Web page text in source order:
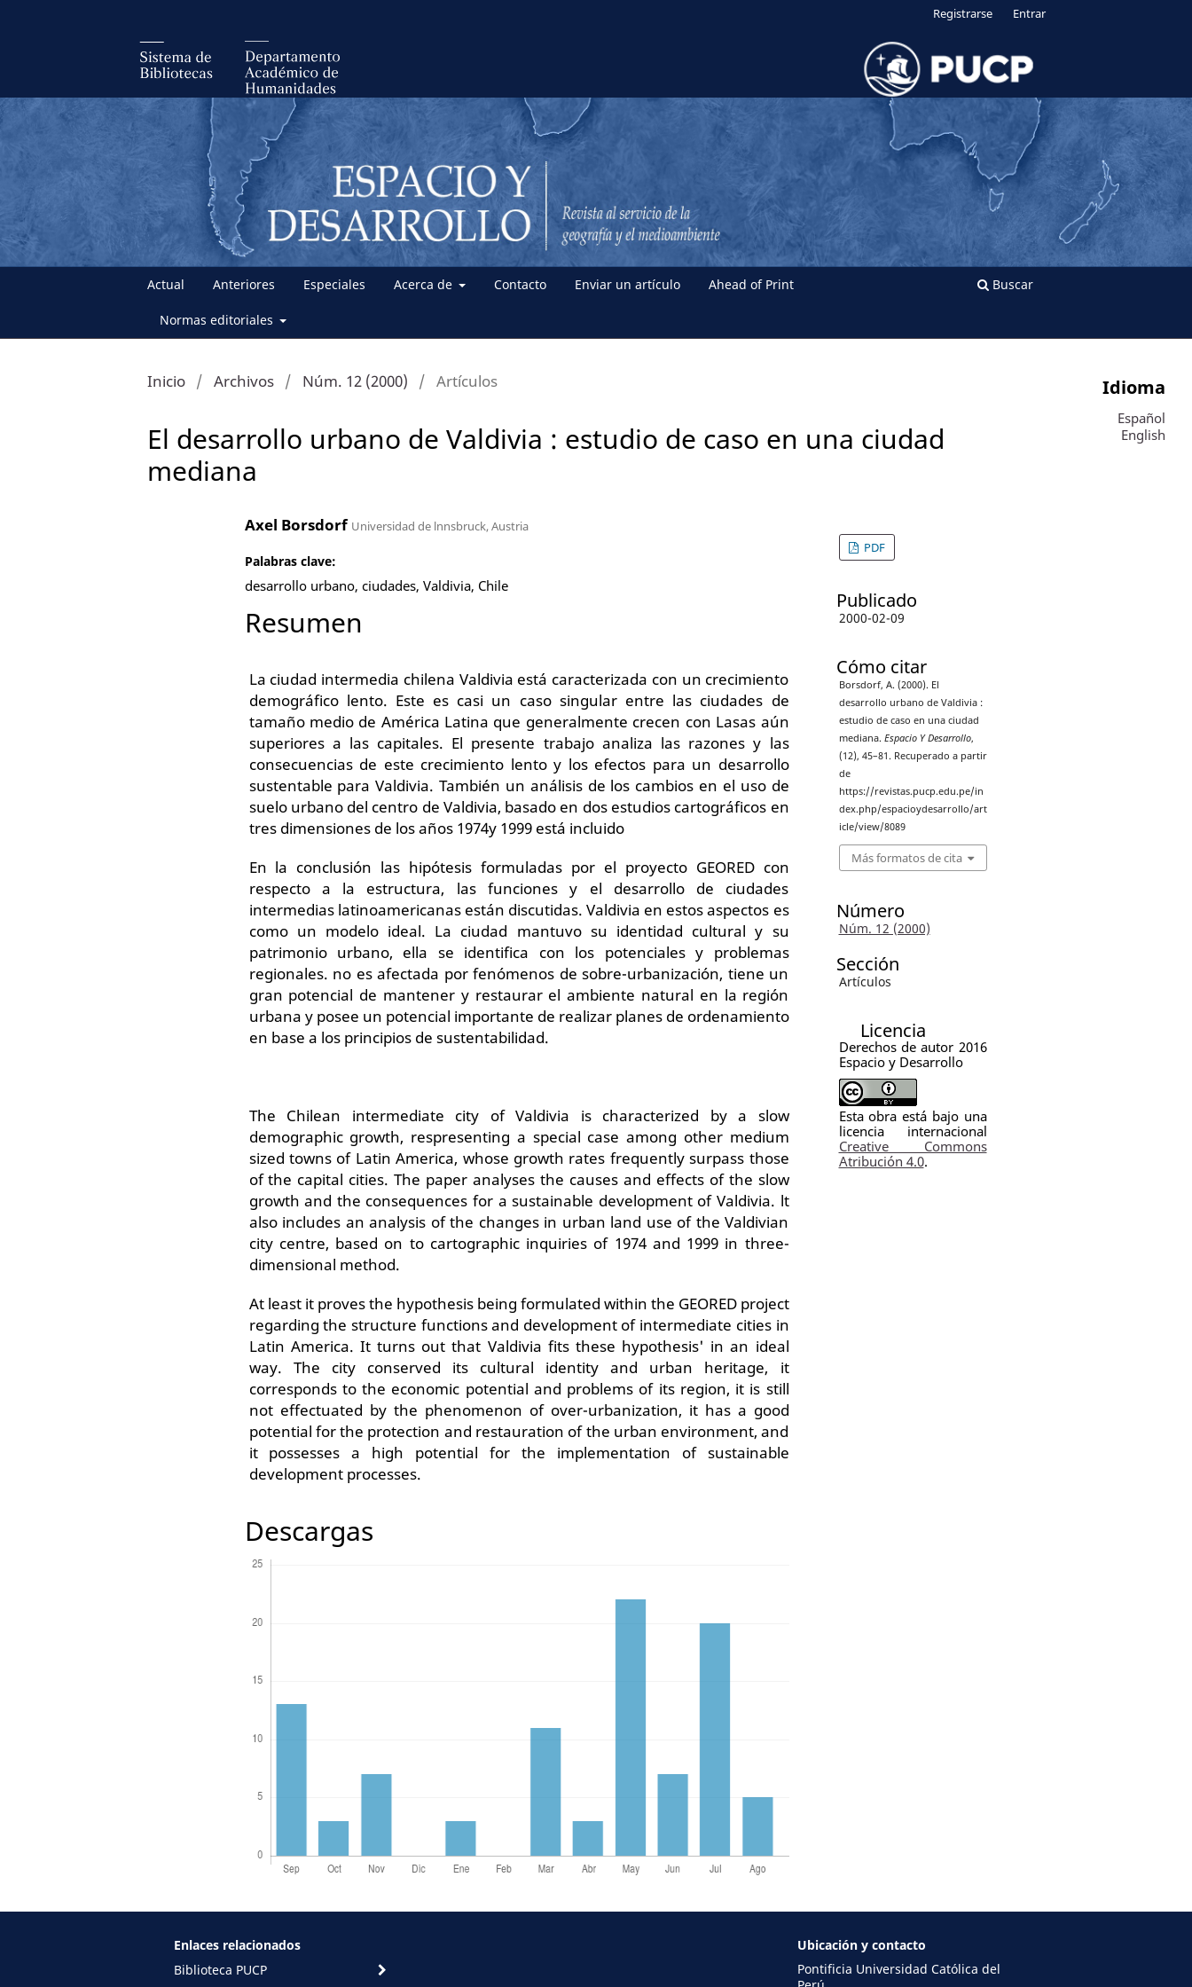
Actual Anteriores Especiales Acerca de Contacto Enviar un artículo Ahead of Print
Normas editoriales
Buscar
Registrarse Entrar
Inicio / Archivos / Núm. 12 (2000) / Artículos
El desarrollo urbano de Valdivia : estudio de caso en una ciudad
mediana
Axel Borsdorf Universidad de lnnsbruck, Austria
Palabras clave:
desarrollo urbano, ciudades, Valdivia, Chile
Resumen
La ciudad intermedia chilena Valdivia está caracterizada con un crecimiento
demográfico lento. Este es casi un caso singular entre las ciudades de
tamaño medio de América Latina que generalmente crecen con Lasas aún
superiores a las capitales. El presente trabajo analiza las razones y las
consecuencias de este crecimiento lento y los efectos para un desarrollo
sustentable para Valdivia. También un análisis de los cambios en el uso de
suelo urbano del centro de Valdivia, basado en dos estudios cartográficos en
tres dimensiones de los años 1974y 1999 está incluido
En la conclusión las hipótesis formuladas por el proyecto GEORED con
respecto a la estructura, las funciones y el desarrollo de ciudades
intermedias latinoamericanas están discutidas. Valdivia en estos aspectos es
como un modelo ideal. La ciudad mantuvo su identidad cultural y su
patrimonio urbano, ella se identifica con los potenciales y problemas
regionales. no es afectada por fenómenos de sobre-urbanización, tiene un
gran potencial de mantener y restaurar el ambiente natural en la región
urbana y posee un potencial importante de realizar planes de ordenamiento
en base a los principios de sustentabilidad.
The Chilean intermediate city of Valdivia is characterized by a slow
demographic growth, respresenting a special case among other medium
sized towns of Latin America, whose growth rates frequently surpass those
of the capital cities. The paper analyses the causes and effects of the slow
growth and the consequences for a sustainable development of Valdivia. lt
also includes an analysis of the changes in urban land use of the Valdivian
city centre, based on to cartographic inquiries of 1974 and 1999 in three-
dimensional method.
At least it proves the hypothesis being formulated within the GEORED project
regarding the structure functions and development of intermediate cities in
Latin America. It turns out that Valdivia fits these hypothesis' in an ideal
way. The city conserved its cultural identity and urban heritage, it
corresponds to the economic potential and problems of its region, it is still
not effectuated by the phenomenon of over-urbanization, it has a good
potential for the protection and restauration of the urban environment, and
it possesses a high potential for the implementation of sustainable
development processes.
Descargas
PDF
Publicado
2000-02-09
Cómo citar
Borsdorf, A. (2000). El
desarrollo urbano de Valdivia :
estudio de caso en una ciudad
mediana. Espacio Y Desarrollo,
(12), 45–81. Recuperado a partir
de
https://revistas.pucp.edu.pe/in
dex.php/espacioydesarrollo/art
icle/view/8089
Más formatos de cita
Número
Núm. 12 (2000)
Sección
Artículos
Licencia
Derechos de autor 2016
Espacio y Desarrollo
Esta obra está bajo una
licencia internacional
Creative Commons
Atribución 4.0.
Idioma
Español
English
Enlaces relacionados
Biblioteca PUCP
Ubicación y contacto
Pontificia Universidad Católica del